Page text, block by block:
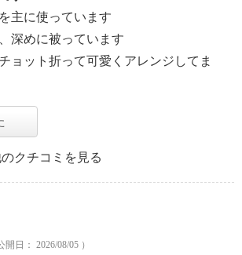
主に使っています
深めに被っています
ョット折って可愛くアレンジしてま
クチコミを見る
開日： 2026/08/05 ）